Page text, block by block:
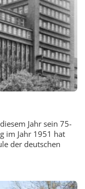
Jahr sein 75-
im Jahr 1951 hat
der deutschen